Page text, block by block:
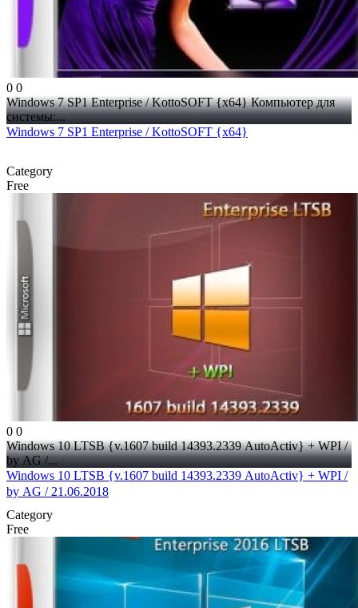
0 0
Windows 7 SP1 Enterprise / KottoSOFT {x64} Компьютер для
системы:...
Windows 7 SP1 Enterprise / KottoSOFT {x64}
Category
Free
0 0
Windows 10 LTSB {v.1607 build 14393.2339 AutoActiv} + WPI /
by AG /...
Windows 10 LTSB {v.1607 build 14393.2339 AutoActiv} + WPI /
by AG / 21.06.2018
Category
Free